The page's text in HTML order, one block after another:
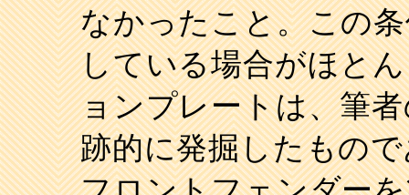
なかったこと。この
している場合がほと
ョンプレートは、筆
跡的に発掘したもの